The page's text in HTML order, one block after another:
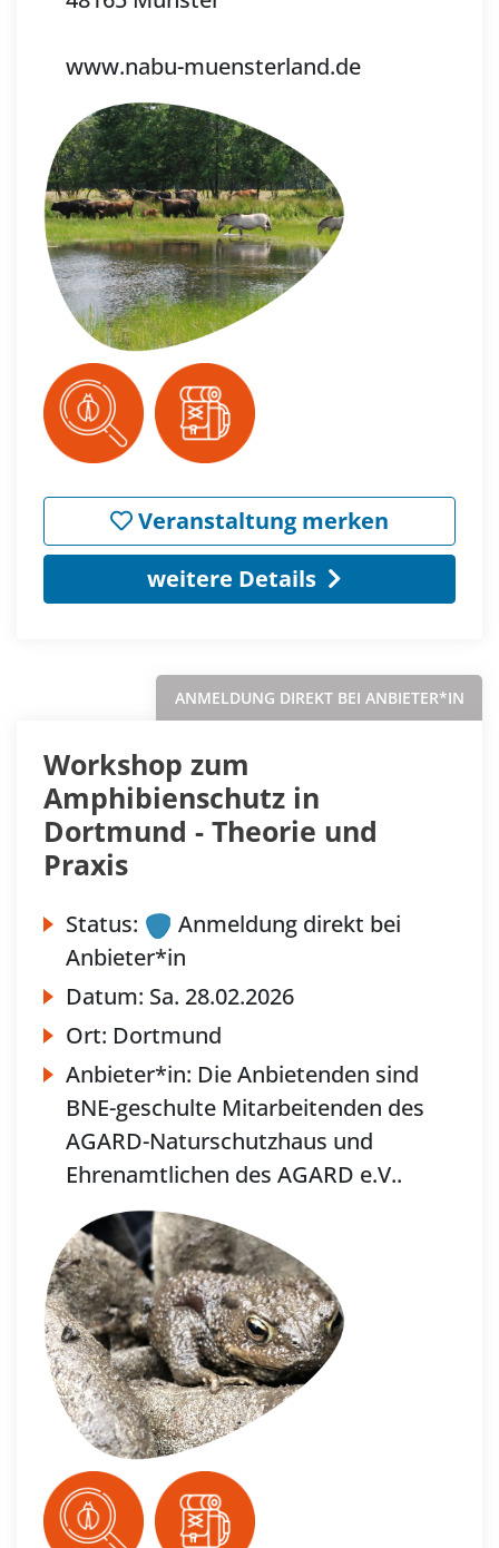
www.nabu-muensterland.de
Veranstaltung merken
weitere Details
ANMELDUNG DIREKT BEI ANBIETER*IN
Workshop zum
Amphibienschutz in
Dortmund - Theorie und
Praxis
Status:
Anmeldung direkt bei
Anbieter*in
Datum: Sa. 28.02.2026
Ort: Dortmund
Anbieter*in: Die Anbietenden sind
BNE-geschulte Mitarbeitenden des
AGARD-Naturschutzhaus und
Ehrenamtlichen des AGARD e.V..